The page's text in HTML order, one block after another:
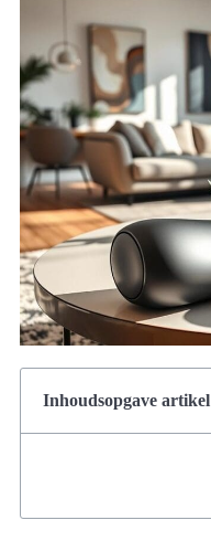
Inhoudsopgave artikel